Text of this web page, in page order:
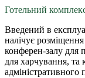
Готельний
Введений в
налічує розміщення
конферен-залу для
для харчування, та
адміністративного